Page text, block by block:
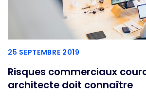
25 SEPTEMBRE 2019
Risques commerciaux
architecte doit connaître